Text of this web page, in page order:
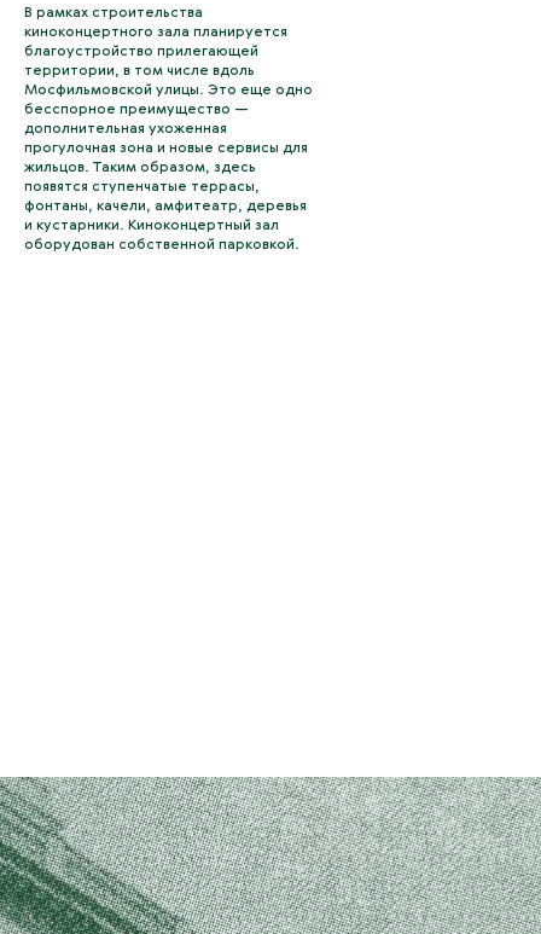
В рамках строительства
киноконцертного зала планируется
благоустройство прилегающей
территории, в том числе вдоль
Мосфильмовской улицы. Это еще одно
бесспорное преимущество —
дополнительная ухоженная
прогулочная зона и новые сервисы для
жильцов. Таким образом, здесь
появятся ступенчатые террасы,
фонтаны, качели, амфитеатр, деревья
и кустарники. Киноконцертный зал
оборудован собственной парковкой.